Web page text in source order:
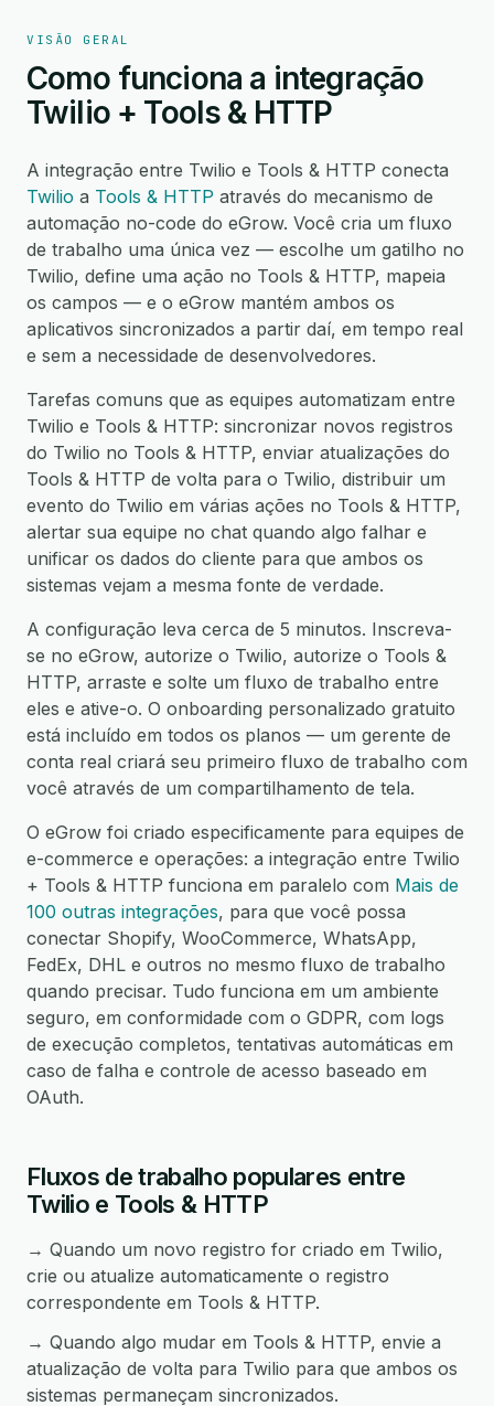
VISÃO GERAL
Como funciona a integração
Twilio + Tools & HTTP
A integração entre Twilio e Tools & HTTP conecta
Twilio a Tools & HTTP através do mecanismo de
automação no-code do eGrow. Você cria um fluxo
de trabalho uma única vez — escolhe um gatilho no
Twilio, define uma ação no Tools & HTTP, mapeia
os campos — e o eGrow mantém ambos os
aplicativos sincronizados a partir daí, em tempo real
e sem a necessidade de desenvolvedores.
Tarefas comuns que as equipes automatizam entre
Twilio e Tools & HTTP: sincronizar novos registros
do Twilio no Tools & HTTP, enviar atualizações do
Tools & HTTP de volta para o Twilio, distribuir um
evento do Twilio em várias ações no Tools & HTTP,
alertar sua equipe no chat quando algo falhar e
unificar os dados do cliente para que ambos os
sistemas vejam a mesma fonte de verdade.
A configuração leva cerca de 5 minutos. Inscreva-
se no eGrow, autorize o Twilio, autorize o Tools &
HTTP, arraste e solte um fluxo de trabalho entre
eles e ative-o. O onboarding personalizado gratuito
está incluído em todos os planos — um gerente de
conta real criará seu primeiro fluxo de trabalho com
você através de um compartilhamento de tela.
O eGrow foi criado especificamente para equipes de
e-commerce e operações: a integração entre Twilio
+ Tools & HTTP funciona em paralelo com Mais de
100 outras integrações, para que você possa
conectar Shopify, WooCommerce, WhatsApp,
FedEx, DHL e outros no mesmo fluxo de trabalho
quando precisar. Tudo funciona em um ambiente
seguro, em conformidade com o GDPR, com logs
de execução completos, tentativas automáticas em
caso de falha e controle de acesso baseado em
OAuth.
Fluxos de trabalho populares entre
Twilio e Tools & HTTP
→ Quando um novo registro for criado em Twilio,
crie ou atualize automaticamente o registro
correspondente em Tools & HTTP.
→ Quando algo mudar em Tools & HTTP, envie a
atualização de volta para Twilio para que ambos os
sistemas permaneçam sincronizados.